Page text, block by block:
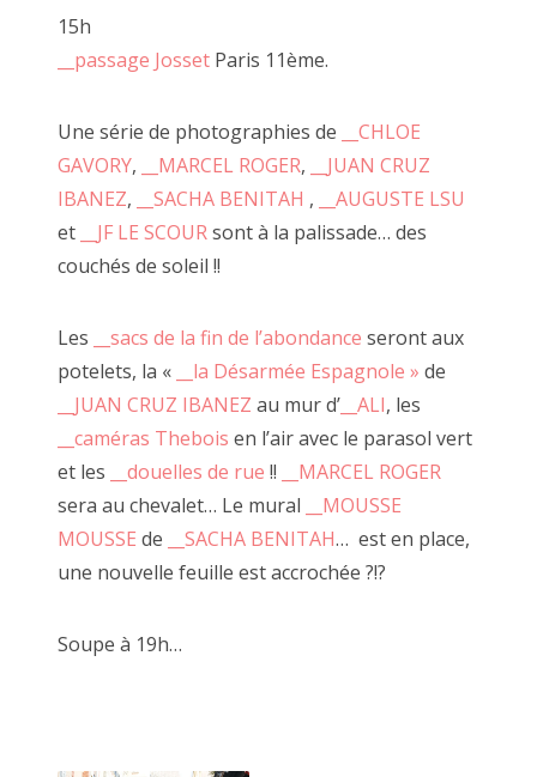
2014 décembre
Recherche
15h
__passage Josset Paris 11ème.
Une série de photographies de
__CHLOE
GAVORY, __MARCEL ROGER,
__JUAN CRUZ
IBANEZ, __SACHA BENITAH ,
__AUGUSTE LSU
et
__JF LE SCOURsont à la palissade… des
couchés de soleil !!
Les __sacs de la fin de l’abondance seront aux
potelets, la «
__la Désarmée Espagnole » de
__JUAN CRUZ IBANEZ au mur d’ __ALI, les
__caméras Thebois en l’air avec le parasol vert
et les
__douelles de rue !!
__MARCEL ROGER
sera au chevalet… Le mural
__MOUSSE
MOUSSE de __SACHA BENITAH… est en place,
une nouvelle feuille est accrochée ?!?
Soupe à 19h…
Désarmée Espagnole
Tous se réunissent pour FAIRE OU PAS.